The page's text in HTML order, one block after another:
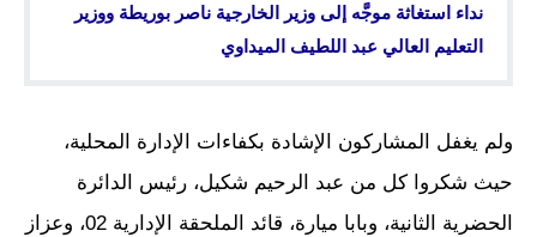
نداء استغاثة موجَّه إلى وزير الخارجية ناصر بوريطة ووزير
التعليم العالي عبد اللطيف الميداوي
ولم يغفل المشاركون الإشادة بكفاءات الإدارة المحلية،
حيث شكروا كل من عبد الرحيم شكيل، رئيس الدائرة
الحضرية الثانية، وبابا ميارة، قائد الملحقة الإدارية 02، وعزاز